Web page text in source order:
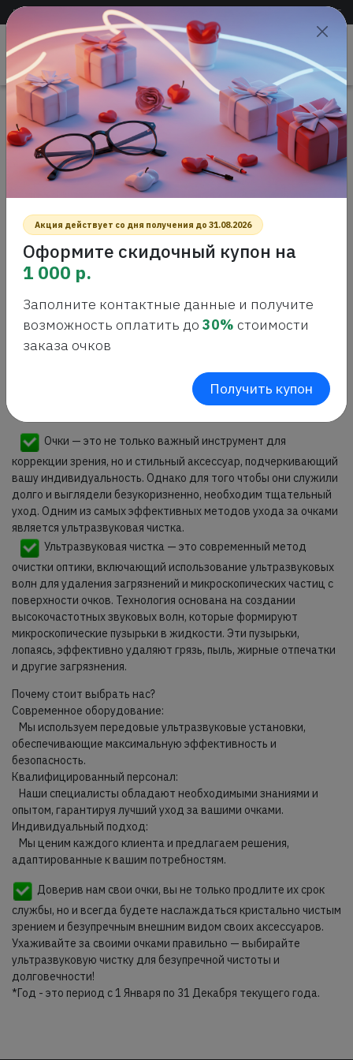
Доставка по всей России +7 (383) 288-54-55
САЛОН ОПТИКИ
Проверить
зрение
Ультразвуковая чистка очков
«УЛЬТРАЗВУКОВАЯ ЧИСТКА ОЧКОВ»
Тогда для Вас, такая чистка Бесплатно
три раза в год*
Очки — это не только важный инструмент для
коррекции зрения, но и стильный аксессуар, подчеркивающий
вашу индивидуальность. Однако для того чтобы они служили
долго и выглядели безукоризненно, необходим тщательный
уход. Одним из самых эффективных методов ухода за очками
является ультразвуковая чистка.
Ультразвуковая чистка — это современный метод
очистки оптики, включающий использование ультразвуковых
волн для удаления загрязнений и микроскопических частиц с
поверхности очков. Технология основана на создании
высокочастотных звуковых волн, которые формируют
микроскопические пузырьки в жидкости. Эти пузырьки,
лопаясь, эффективно удаляют грязь, пыль, жирные отпечатки
и другие загрязнения.
Почему стоит выбрать нас?
Современное оборудование:
Мы используем передовые ультразвуковые установки,
обеспечивающие максимальную эффективность и
безопасность.
Квалифицированный персонал:
Наши специалисты обладают необходимыми знаниями и
опытом, гарантируя лучший уход за вашими очками.
Индивидуальный подход:
Мы ценим каждого клиента и предлагаем решения,
адаптированные к вашим потребностям.
Доверив нам свои очки, вы не только продлите их срок
службы, но и всегда будете наслаждаться кристально чистым
зрением и безупречным внешним видом своих аксессуаров.
Ухаживайте за своими очками правильно — выбирайте
ультразвуковую чистку для безупречной чистоты и
долговечности!
*Год - это период с 1 Января по 31 Декабря текущего года.
Акция действует со дня получения до 31.08.2026
Оформите скидочный купон на
1 000 р.
Заполните контактные данные и получите
возможность оплатить до 30% стоимости
заказа очков
Получить купон